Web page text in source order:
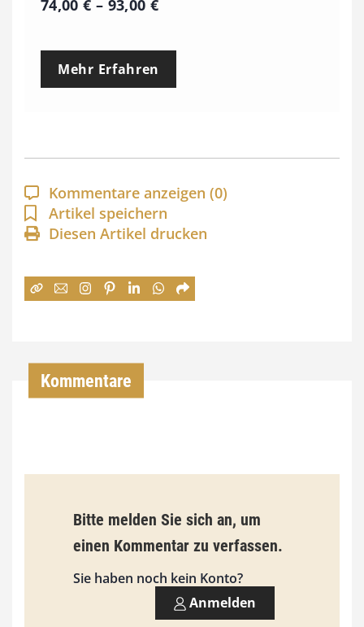
74,00€ – 93,00 €P
e
p
a
n
n
:
€
i
s
9
Mehr Erfahren
Kommentare anzeigen (0)
Artikel speichern
Diesen Artikel drucken
Kommentare
Bitte melden Sie sich an, um
einen Kommentar zu verfassen.
Sie haben noch kein Konto?
Anmelden